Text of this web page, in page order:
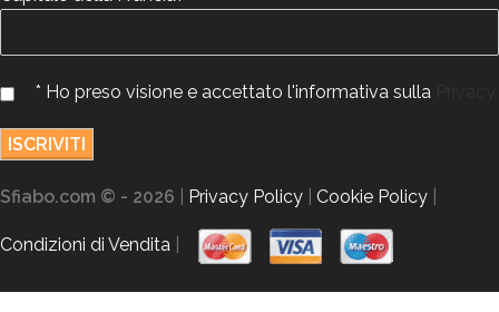
* Ho preso visione e accettato l'informativa sulla
Sfiabo.com © - 2026 Privacy Policy Cookie Policy
Condizioni di Vendita